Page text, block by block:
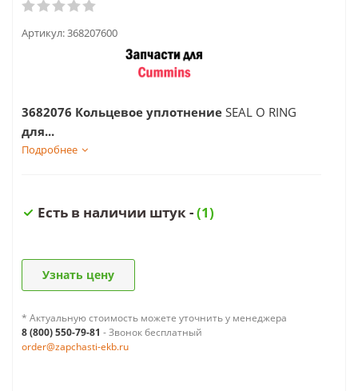
Артикул:368207600
3682076 Кольцевое уплотнение SEAL O RING
для...
Подробнее
Есть в наличии штук -(1)
Узнать цену
* Актуальную стоимость можете уточнить у менеджера
8 (800) 550-79-81 - Звонок бесплатный
order@zapchasti-ekb.ru